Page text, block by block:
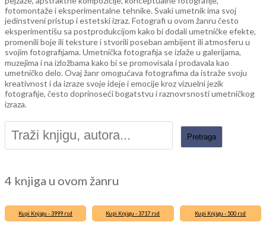
fotomontaže i eksperimentalne tehnike. Svaki umetnik ima svoj
jedinstveni pristup i estetski izraz. Fotografi u ovom žanru često
eksperimentišu sa postprodukcijom kako bi dodali umetničke efekte,
promenili boje ili teksture i stvorili poseban ambijent ili atmosferu u
svojim fotografijama. Umetnička fotografija se izlaže u galerijama,
muzejima i na izložbama kako bi se promovisala i prodavala kao
umetničko delo. Ovaj žanr omogućava fotografima da istraže svoju
kreativnost i da izraze svoje ideje i emocije kroz vizuelni jezik
fotografije, često doprinoseći bogatstvu i raznovrsnosti umetničkog
izraza.
4 knjiga u ovom žanru
Kupi Knjigu - 3999 rsd Kupi Knjigu - 3717 rsd Kupi Knjigu - 500 rsd